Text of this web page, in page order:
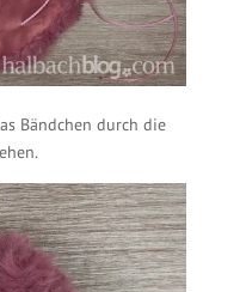
Bändchen durch die